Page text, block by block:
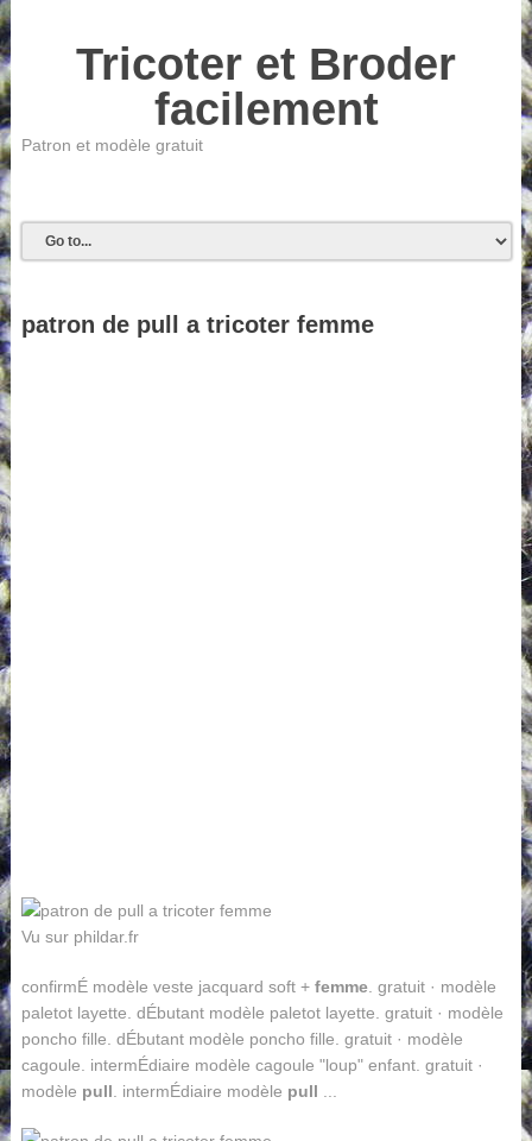
Tricoter et Broder
facilement
Patron et modèle gratuit
patron de pull a tricoter femme
Vu sur phildar.fr
confirmÉ modèle veste jacquard soft + femme. gratuit · modèle
paletot layette. dÉbutant modèle paletot layette. gratuit · modèle
poncho fille. dÉbutant modèle poncho fille. gratuit · modèle
cagoule. intermÉdiaire modèle cagoule "loup" enfant. gratuit ·
modèle pull . intermÉdiaire modèle pull